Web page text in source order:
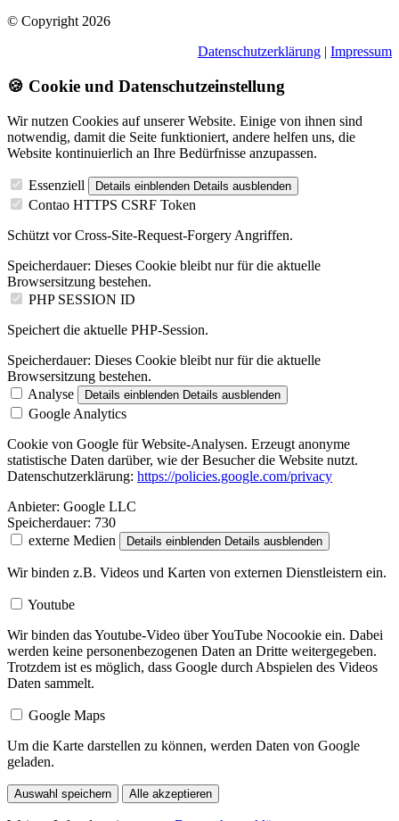
© Copyright 2026
Datenschutzerklärung | Impressum
🍪 Cookie und Datenschutzeinstellung
Wir nutzen Cookies auf unserer Website. Einige von ihnen sind
notwendig, damit die Seite funktioniert, andere helfen uns, die
Website kontinuierlich an Ihre Bedürfnisse anzupassen.
Essenziell Details einblenden Details ausblenden
Contao HTTPS CSRF Token
Schützt vor Cross-Site-Request-Forgery Angriffen.
Speicherdauer: Dieses Cookie bleibt nur für die aktuelle
Browsersitzung bestehen.
PHP SESSION ID
Speichert die aktuelle PHP-Session.
Speicherdauer: Dieses Cookie bleibt nur für die aktuelle
Browsersitzung bestehen.
Analyse
Details einblenden Details ausblenden
Google Analytics
Cookie von Google für Website-Analysen. Erzeugt anonyme
statistische Daten darüber, wie der Besucher die Website nutzt.
Datenschutzerklärung: https://policies.google.com/privacy
Anbieter: Google LLC
Speicherdauer: 730
externe Medien
Details einblenden Details ausblenden
Wir binden z.B. Videos und Karten von externen Dienstleistern ein.
Youtube
Wir binden das Youtube-Video über YouTube Nocookie ein. Dabei
werden keine personenbezogenen Daten an Dritte weitergegeben.
Trotzdem ist es möglich, dass Google durch Abspielen des Videos
Daten sammelt.
Google Maps
Um die Karte darstellen zu können, werden Daten von Google
geladen.
Auswahl speichern Alle akzeptieren